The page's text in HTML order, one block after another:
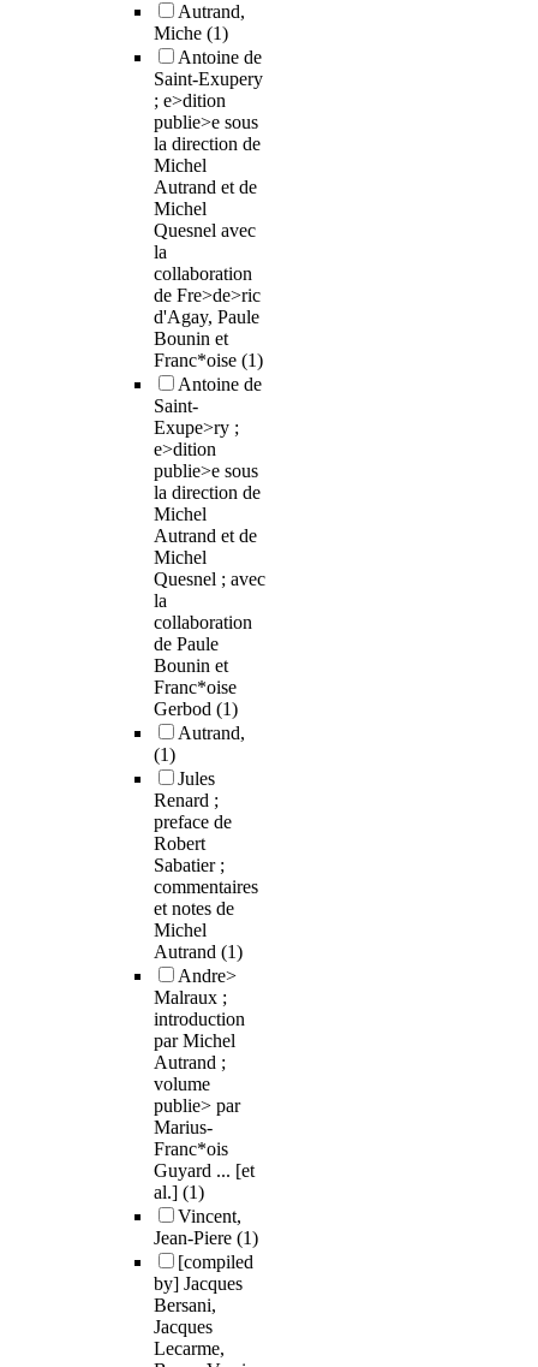
Autrand,
Miche (1)
Antoine de
Saint-Exupery
; e>dition
publie>e sous
la direction de
Michel
Autrand et de
Michel
Quesnel avec
la
collaboration
de Fre>de>ric
d'Agay, Paule
Bounin et
Franc*oise (1)
Antoine de
Saint-
Exupe>ry ;
e>dition
publie>e sous
la direction de
Michel
Autrand et de
Michel
Quesnel ; avec
la
collaboration
de Paule
Bounin et
Franc*oise
Gerbod (1)
Autrand,
(1)
Jules
Renard ;
preface de
Robert
Sabatier ;
commentaires
et notes de
Michel
Autrand (1)
Andre>
Malraux ;
introduction
par Michel
Autrand ;
volume
publie> par
Marius-
Franc*ois
Guyard ... [et
al.] (1)
Vincent,
Jean-Piere (1)
[compiled
by] Jacques
Bersani,
Jacques
Lecarme,